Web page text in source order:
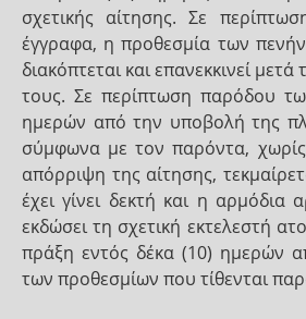
σχετικής αίτησης. Σε
έγγραφα, η προθεσμία των
διακόπτεται και επανεκκινεί
τους. Σε περίπτωση παρόδου
ημερών από την υποβολή της
σύμφωνα με τον παρόντα,
απόρριψη της αίτησης,
έχει γίνει δεκτή και η αρμόδια
εκδώσει τη σχετική εκτελεστή
πράξη εντός δέκα (10) ημερών
των προθεσμίων που τίθενται